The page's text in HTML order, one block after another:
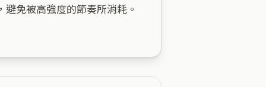
免被高強度的節奏所消耗。